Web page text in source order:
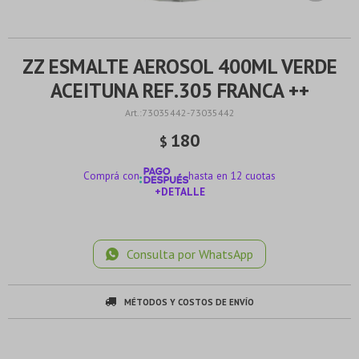
ZZ ESMALTE AEROSOL 400ML VERDE
ACEITUNA REF.305 FRANCA ++
73035442-73035442
$ 180
Comprá con
hasta en 12 cuotas
+DETALLE
Consulta por WhatsApp
MÉTODOS Y COSTOS DE ENVÍO